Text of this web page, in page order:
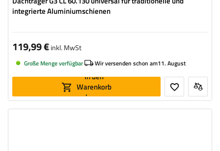
integrierte Aluminiumschienen
119,99 €inkl. MwSt
Große Menge verfügbar Wir versenden schon am11. August
In den
Warenkorb
legen